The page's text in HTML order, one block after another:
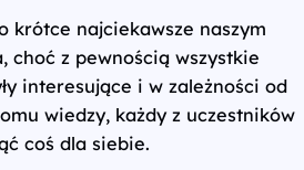
krótce najciekawsze naszym
choć z pewnością wszystkie
interesujące i w zależności od
wiedzy, każdy z uczestników
coś dla siebie.